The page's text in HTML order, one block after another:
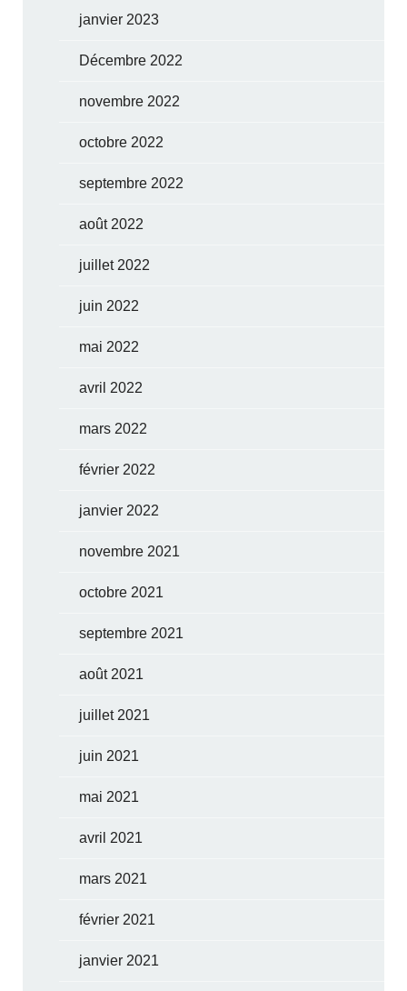
janvier 2023
Décembre 2022
novembre 2022
octobre 2022
septembre 2022
août 2022
juillet 2022
juin 2022
mai 2022
avril 2022
mars 2022
février 2022
janvier 2022
novembre 2021
octobre 2021
septembre 2021
août 2021
juillet 2021
juin 2021
mai 2021
avril 2021
mars 2021
février 2021
janvier 2021